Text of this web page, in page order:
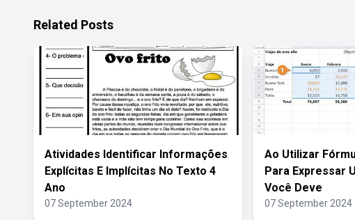
Related Posts
Atividades Identificar Informações
Explícitas E Implícitas No Texto 4
Ano
07 September 2024
Ao Utilizar
Para Expressar
Você Deve
07 September 2024